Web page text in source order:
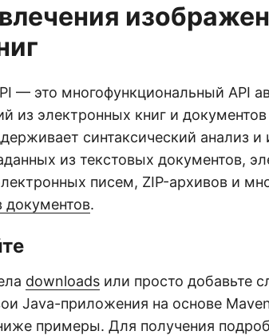
— это многофункциональный API
из электронных книг и
синтаксический анализ и
из текстовых документов,
писем, ZIP-архивов и
.
downloads или просто добавьте
Java-приложения на основе
примеры. Для получения